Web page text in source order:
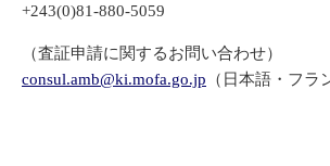
+243(0)81-880-5059
（査証申請に関するお問い合わせ）
consul.amb@ki.mofa.go.jp （日本語・フラ